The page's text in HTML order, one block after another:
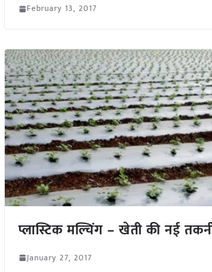
February 13, 2017
प्लास्टिक मल्चिंग – खेती की नई
January 27, 2017